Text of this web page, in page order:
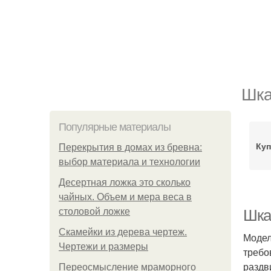
Популярные материалы
Перекрытия в домах из бревна:
выбор материала и технологии
Десертная ложка это сколько
чайных. Объем и мера веса в
столовой ложке
Скамейки из дерева чертеж.
Чертежи и размеры
Переосмысление мраморного